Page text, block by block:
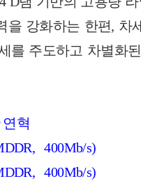
을 강화하는 한편, 차
를 주도하고 차별화
혁
400Mb/s)
400Mb/s)